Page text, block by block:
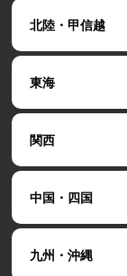
北陸・甲信越
東海
関西
中国・四国
九州・沖縄